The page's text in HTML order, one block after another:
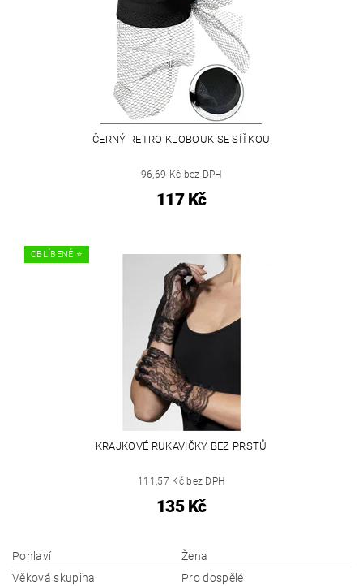
ČERNÝ RETRO KLOBOUK SE SÍŤKOU
96,69 Kč bez DPH
117 Kč
OBLÍBENÉ ⭐️
KRAJKOVÉ RUKAVIČKY BEZ PRSTŮ
111,57 Kč bez DPH
135 Kč
Pohlaví
Žena
Věková skupina
Pro dospělé